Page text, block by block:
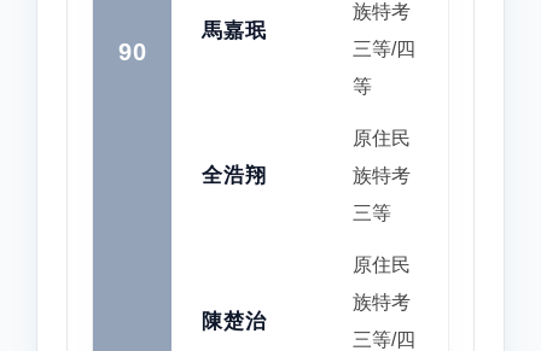
90
馬嘉珉
族特考
三等/四
等
全浩翔
原住民
族特考
三等
陳楚治
原住民
族特考
三等/四